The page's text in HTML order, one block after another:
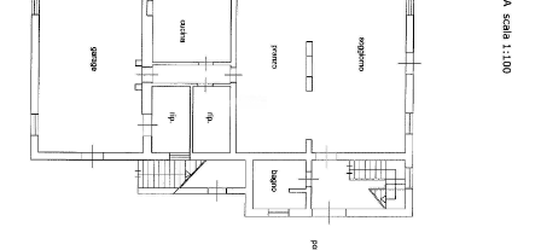
Portone blindato
Disponibilità: Immediata
Disponibilità altri appartamenti stesso
stabile
Piscina